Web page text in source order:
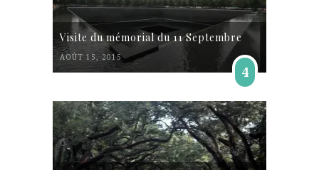
Visite du mémorial du 11 Septembre
AOÛT 15, 2015
4